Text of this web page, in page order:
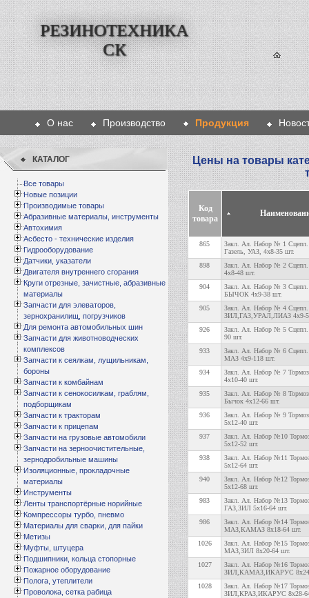
РЕЗИНОТЕХНИКА
СК
О нас Производство Продукция
КАТАЛОГ
Все товары
Новые позиции
Производимые товары
Абразивные материалы, инструменты
Автохимия
Асбесто - технические изделия
Гидрооборудование
Датчики, указатели
Двигателя внутреннего сгорания
Круги отрезные, зачистные, абразивные
материалы
Запчасти для элеваторов,
зернохранилищ, погрузчиков
Для ремонта автомобильных шин
Запчасти для животноводческих
комплексов
Запчасти к сеялкам, лущильникам,
бороны
Запчасти к комбайнам
Запчасти к сенокосилкам, граблям,
подборщикам
Запчасти к тракторам
Запчасти к прицепам
Запчасти на грузовые автомобили
Запчасти на зерноочистительные,
зернодробильные машины
Изоляционные, прокладочные
материалы
Инструменты
Ленты транспортёрные норийные
Компрессоры турбо, пневмо
Материалы для сварки, для пайки
Метизы
Муфты, штуцера
Подшипники, кольца стопорные
Пожарное оборудование
Полога, утеплители
Проволока, сетка рабица
Цены на товары
Код
товара
865
Закл. Ал. Набор № 1 Сцепл.
Газель, УАЗ, 4х8-35 шт.
898
Закл. Ал. Набор № 2
4х8-48 шт.
904
Закл. Ал. Набор № 3
БЫЧОК 4х9-38 шт.
905
Закл. Ал. Набор № 4 Сцепл.
ЗИЛ,ГАЗ,УРАЛ,ЛИАЗ 4х9-
926
Закл. Ал. Набор № 5
90 шт.
933
Закл. Ал. Набор № 6
МАЗ 4х9-118 шт.
934
Закл. Ал. Набор № 7
4х10-40 шт.
935
Закл. Ал. Набор № 8
Бычок 4х12-66 шт.
936
Закл. Ал. Набор № 9
5х12-40 шт.
937
Закл. Ал. Набор №10
5х12-52 шт.
938
Закл. Ал. Набор №11
5х12-64 шт.
940
Закл. Ал. Набор №12
5х12-68 шт.
983
Закл. Ал. Набор №13
ГАЗ,ЗИЛ 5х16-64 шт.
986
Закл. Ал. Набор №14
МАЗ,КАМАЗ 8х18-64 шт.
1026
Закл. Ал. Набор №15
МАЗ,ЗИЛ 8х20-64 шт.
1027
Закл. Ал. Набор №16
ЗИЛ,КАМАЗ,ИКАРУС
1028
Закл. Ал. Набор №17
ЗИЛ,КРАЗ,ИКАРУС 8х28-